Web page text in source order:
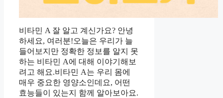
비타민 A 잘 알고 계신가요? 안녕
하세요, 여러분!오늘은 우리가 늘
들어보지만 정확한 정보를 알지 못
하는 비타민 A에 대해 이야기해보
려고 해요.비타민 A는 우리 몸에
매우 중요한 영양소인데요, 어떤
효능들이 있는지 함께 알아보아요.